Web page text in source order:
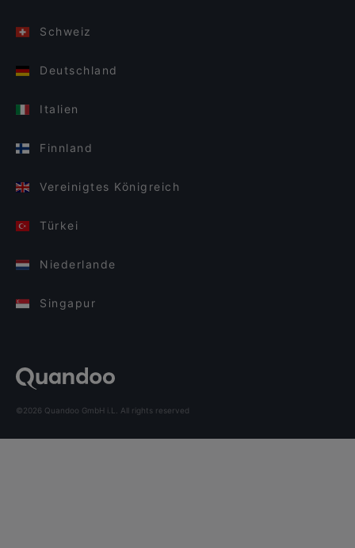
Schweiz
Deutschland
Italien
Finnland
Vereinigtes Königreich
Türkei
Niederlande
Singapur
©2026 Quandoo GmbH i.L. All rights reserved